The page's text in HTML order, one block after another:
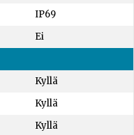
IP69
Ei
Kyllä
Kyllä
Kyllä